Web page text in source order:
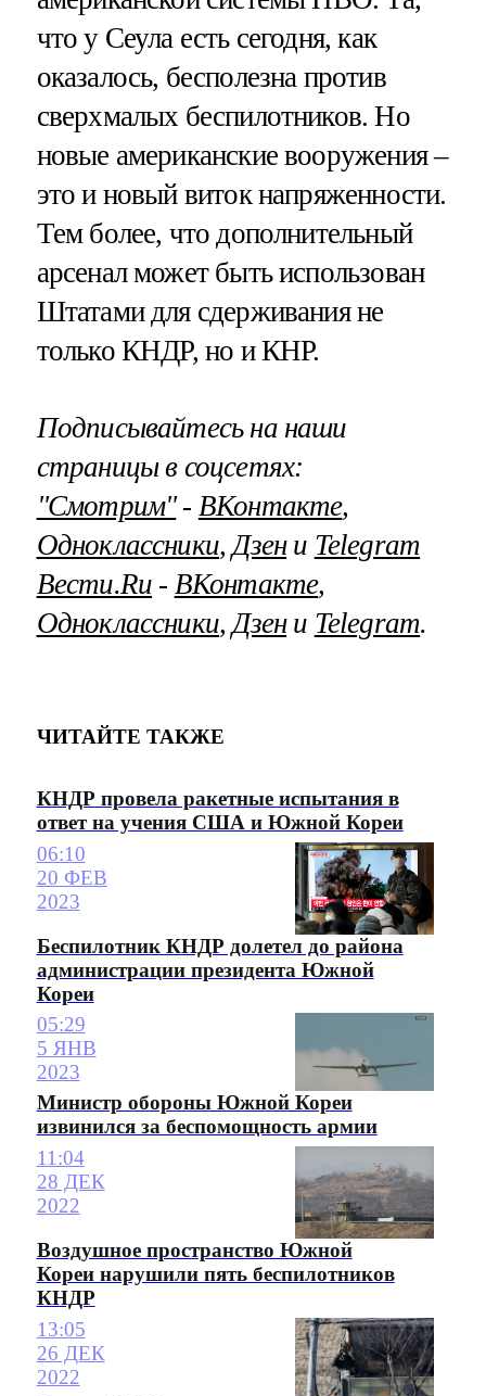
что у Сеула есть сегодня, как
оказалось, бесполезна против
сверхмалых беспилотников. Но
новые американские вооружения –
это и новый виток напряженности.
Тем более, что дополнительный
арсенал может быть использован
Штатами для сдерживания не
только КНДР, но и КНР.
Подписывайтесь на наши
страницы в соцсетях:
"Смотрим"‐ ВКонтакте,
Одноклассники,Дзени Telegram
Вести.Ru ‐ ВКонтакте,
Одноклассники,Дзени Telegram.
ЧИТАЙТЕ ТАКЖЕ
КНДР провела ракетные испытания в
ответ на учения США и Южной Кореи
06:10
20 ФЕВ
2023
Беспилотник КНДР долетел до района
администрации президента Южной
Кореи
05:29
5 ЯНВ
2023
Министр обороны Южной Кореи
извинился за беспомощность армии
11:04
28 ДЕК
2022
Воздушное пространство Южной
Кореи нарушили пять беспилотников
КНДР
13:05
26 ДЕК
2022